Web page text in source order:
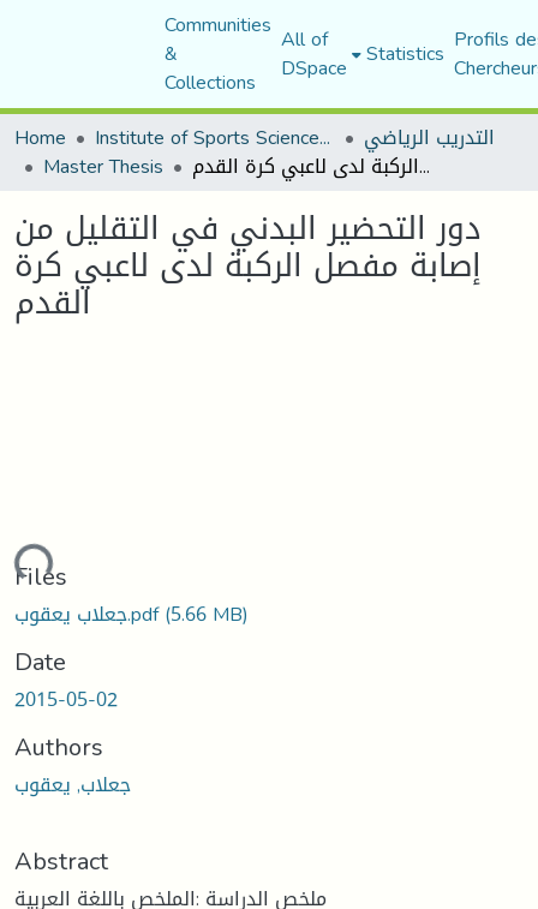
Communities
&
Collections
All of
DSpace Statistics Profils
Home
Institute of Sports Sciences and Techniques التدريب الرياضي
Master Thesis دور التحضير البدني في التقليل من إصابة مفصل الركبة لدى لاعبي كرة القدم
دور التحضير البدني في التقليل من
إصابة مفصل الركبة لدى لاعبي كرة
القدم
Files
جعلاب يعقوب.pdf(5.66 MB)
Date
2015-05-02
Authors
جعلاب, يعقوب
Abstract
ملخص الدراسة :الملخص باللغة العربية